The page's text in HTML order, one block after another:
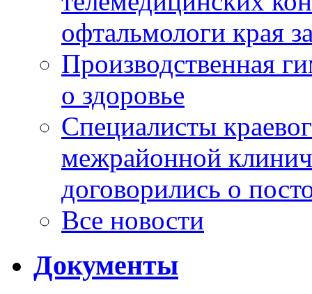
офтальмологи края
Производственная
о здоровье
Специалисты
межрайонной
договорились о
Все новости
Документы